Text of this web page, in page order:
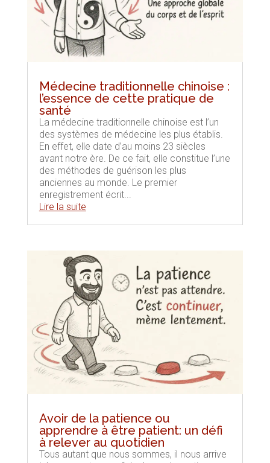
Médecine traditionnelle chinoise :
l’essence de cette pratique de
santé
La médecine traditionnelle chinoise est l’un
des systèmes de médecine les plus établis.
En effet, elle date d’au moins 23 siècles
avant notre ère. De ce fait, elle constitue l’une
des méthodes de guérison les plus
anciennes au monde. Le premier
enregistrement écrit...
Lire la suite
Avoir de la patience ou
apprendre à être patient: un défi
à relever au quotidien
Tous autant que nous sommes, il nous arrive